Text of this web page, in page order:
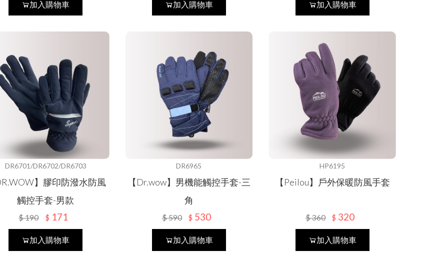
加入購物車 加入購物車 加入購物車
DR6701/DR6702/DR6703
】膠印防潑水防風
觸控手套-男款
$190 $ 171
加入購物車
DR6965
【Dr.wow】男機能觸控手套-三
角
$590 $ 530
加入購物車
HP6195
【Peilou】戶外保暖防風手套
$360 $ 320
加入購物車